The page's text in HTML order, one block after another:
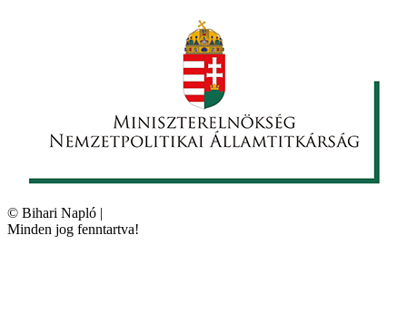
© Bihari Napló |
Minden jog fenntartva!